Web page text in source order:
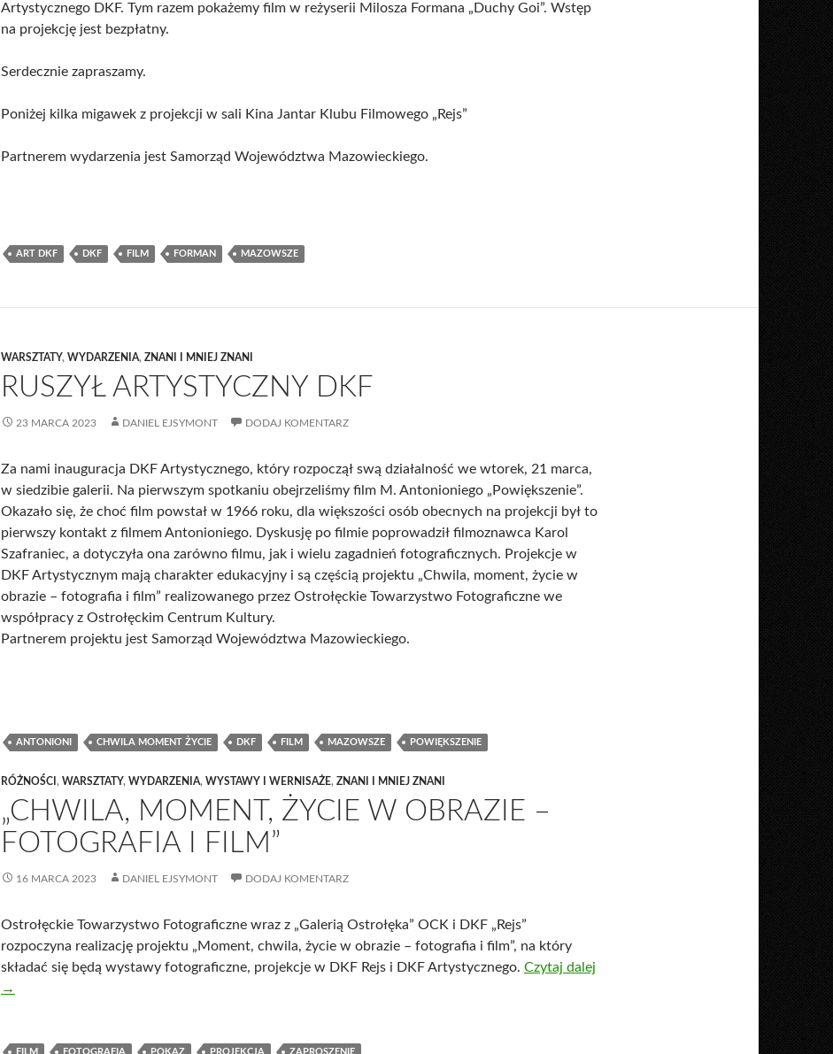
Artystycznego DKF. Tym razem pokażemy film w reżyserii Milosza Formana „Duchy Goi”. Wstęp
na projekcję jest bezpłatny.
Serdecznie zapraszamy.
Poniżej kilka migawek z projekcji w sali Kina Jantar Klubu Filmowego „Rejs”
Partnerem wydarzenia jest Samorząd Województwa Mazowieckiego.
ART DKF DKF FILM FORMAN MAZOWSZE
WARSZTATY, WYDARZENIA, ZNANI I MNIEJ ZNANI
RUSZYŁ ARTYSTYCZNY DKF
23 MARCA 2023 DANIEL EJSYMONT DODAJ KOMENTARZ
Za nami inauguracja DKF Artystycznego, który rozpoczął swą działalność we wtorek, 21 marca,
w siedzibie galerii. Na pierwszym spotkaniu obejrzeliśmy film M. Antonioniego „Powiększenie”.
Okazało się, że choć film powstał w 1966 roku, dla większości osób obecnych na projekcji był to
pierwszy kontakt z filmem Antonioniego. Dyskusję po filmie poprowadził filmoznawca Karol
Szafraniec, a dotyczyła ona zarówno filmu, jak i wielu zagadnień fotograficznych. Projekcje w
DKF Artystycznym mają charakter edukacyjny i są częścią projektu „Chwila, moment, życie w
obrazie – fotografia i film” realizowanego przez Ostrołęckie Towarzystwo Fotograficzne we
współpracy z Ostrołęckim Centrum Kultury.
Partnerem projektu jest Samorząd Województwa Mazowieckiego.
ANTONIONI CHWILA MOMENT ŻYCIE DKF FILM MAZOWSZE POWIĘKSZENIE
RÓŻNOŚCI , WARSZTATY, WYDARZENIA, WYSTAWY I WERNISAŻE, ZNANI I MNIEJ ZNANI
„CHWILA, MOMENT, ŻYCIE W OBRAZIE –
FOTOGRAFIA I FILM”
16 MARCA 2023 DANIEL EJSYMONT DODAJ KOMENTARZ
Ostrołęckie Towarzystwo Fotograficzne wraz z „Galerią Ostrołęka” OCK i DKF „Rejs”
rozpoczyna realizację projektu „Moment, chwila, życie w obrazie – fotografia i film”, na który
składać się będą wystawy fotograficzne, projekcje w DKF Rejs i DKF Artystycznego. Czytaj dalej
→
FILM FOTOGRAFIA POKAZ PROJEKCJA ZAPROSZENIE